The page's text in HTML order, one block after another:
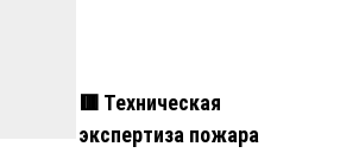
🟥 Техническая
экспертиза пожара